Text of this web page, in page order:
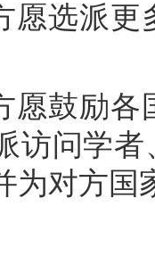
愿选派
愿鼓励
访问学
为对方国